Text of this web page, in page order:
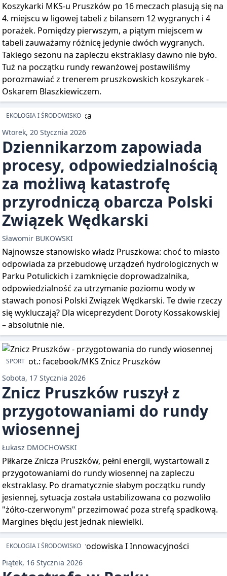
Koszykarki MKS-u Pruszków po 16 meczach plasują się na
4. miejscu w ligowej tabeli z bilansem 12 wygranych i 4
porażek. Pomiędzy pierwszym, a piątym miejscem w
tabeli zauważamy różnicę jedynie dwóch wygranych.
Takiego sezonu na zapleczu ekstraklasy dawno nie było.
Tuż na początku rundy rewanżowej postawiliśmy
porozmawiać z trenerem pruszkowskich koszykarek -
Oskarem Blaszkiewiczem.
EKOLOGIA I ŚRODOWISKO
Wtorek, 20 Stycznia 2026
Dziennikarzom zapowiada
procesy, odpowiedzialnością
za możliwą katastrofę
przyrodniczą obarcza Polski
Związek Wędkarski
Sławomir BUKOWSKI
Najnowsze stanowisko władz Pruszkowa: choć to miasto
odpowiada za przebudowę urządzeń hydrologicznych w
Parku Potulickich i zamknięcie doprowadzalnika,
odpowiedzialność za utrzymanie poziomu wody w
stawach ponosi Polski Związek Wędkarski. Te dwie rzeczy
się wykluczają? Dla wiceprezydent Doroty Kossakowskiej
– absolutnie nie.
SPORT
Sobota, 17 Stycznia 2026
Znicz Pruszków ruszył z
przygotowaniami do rundy
wiosennej
Łukasz DMOCHOWSKI
Piłkarze Znicza Pruszków, pełni energii, wystartowali z
przygotowaniami do rundy wiosennej na zapleczu
ekstraklasy. Po dramatycznie słabym początku rundy
jesiennej, sytuacja została ustabilizowana co pozwoliło
"żółto-czerwonym" przezimować poza strefą spadkową.
Margines błędu jest jednak niewielki.
EKOLOGIA I ŚRODOWISKO
Piątek, 16 Stycznia 2026